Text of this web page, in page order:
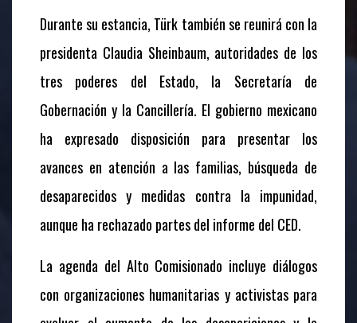
Durante su estancia, Türk también se reunirá con la
presidenta Claudia Sheinbaum, autoridades de los
tres poderes del Estado, la Secretaría de
Gobernación y la Cancillería. El gobierno mexicano
ha expresado disposición para presentar los
avances en atención a las familias, búsqueda de
desaparecidos y medidas contra la impunidad,
aunque ha rechazado partes del informe del CED.
La agenda del Alto Comisionado incluye diálogos
con organizaciones humanitarias y activistas para